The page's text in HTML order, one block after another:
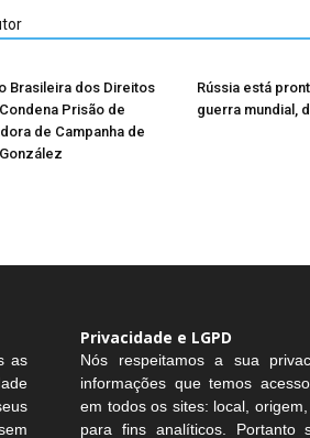
Brasileira dos Direitos
Prisão de
de Campanha de
Rússia está
guerra mundial,
as
Privacidade e LGPD
Nós respeitamos a sua
informações que temos
em todos os sites: local,
para fins analíticos. Portanto